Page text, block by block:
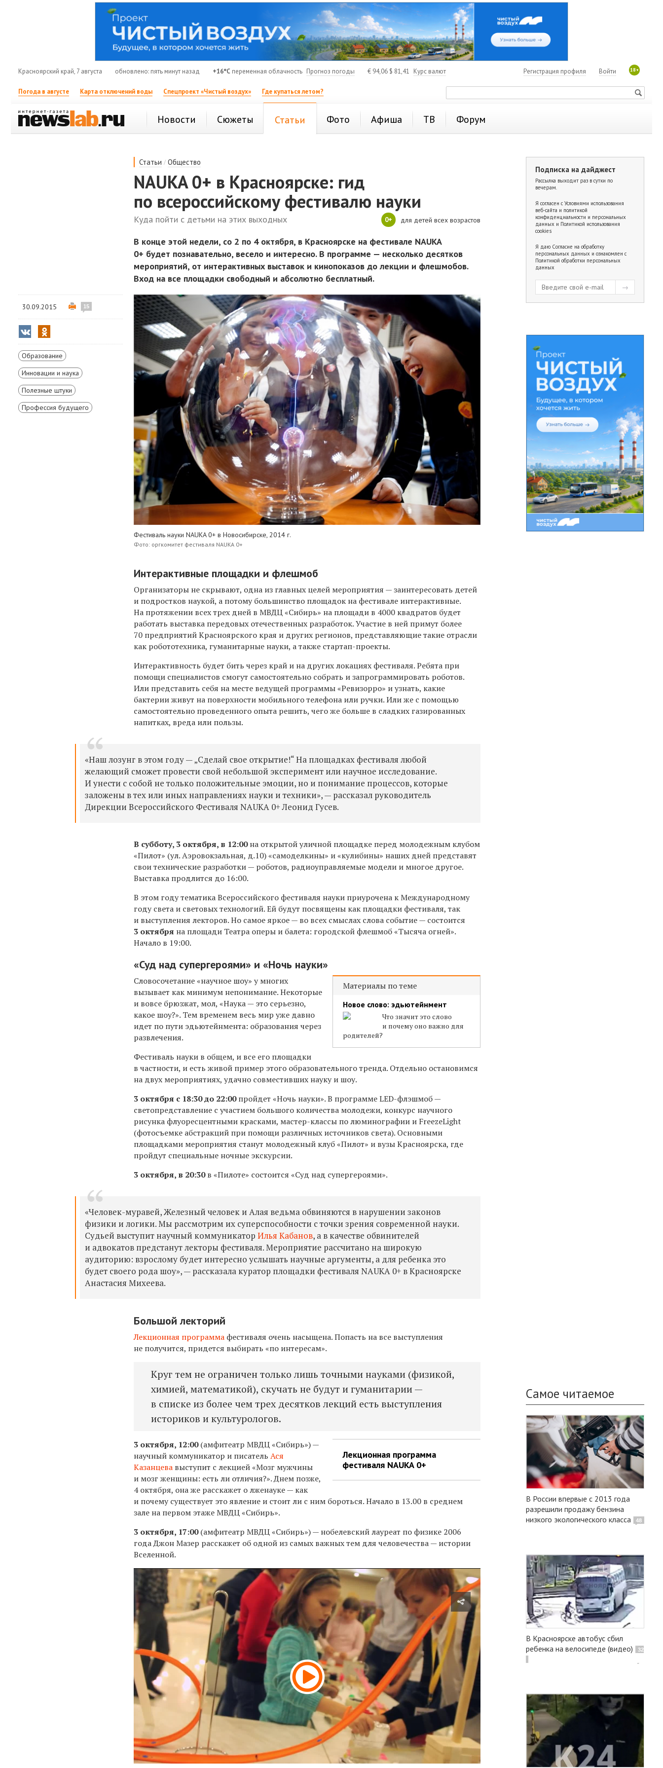
Красноярский край, 7 августа обновлено: пять минут назад +16°C переменная облачность Прогноз погоды € 94,06 $ 81,41 Курс валют 18+
Войти
Регистрация профиля
Погода в августе Карта отключений воды Спецпроект «Чистый воздух» Где купаться летом?
Новости Сюжеты Статьи Фото Афиша ТВ Форум
Статьи /Общество
NAUKA 0+ в Красноярске: гид
по всероссийскому фестивалю науки
0+ для детей всех возрастов
Куда пойти с детьми на этих выходных
В конце этой недели, со 2 по 4 октября, в Красноярске на фестивале NAUKA
0+ будет познавательно, весело и интересно. В программе — несколько десятков
мероприятий, от интерактивных выставок и кинопоказов до лекции и флешмобов.
Вход на все площадки свободный и абсолютно бесплатный.
30.09.2015 15
Образование
Инновации и наука
Полезные штуки
Профессия будущего
Фестиваль науки NAUKA 0+ в Новосибирске, 2014 г.
Фото: оргкомитет фестиваля NAUKA 0+
Интерактивные площадки и флешмоб
Организаторы не скрывают, одна из главных целей мероприятия — заинтересовать детей
и подростков наукой, а потому большинство площадок на фестивале интерактивные.
На протяжении всех трех дней в МВДЦ «Сибирь» на площади в 4000 квадратов будет
работать выставка передовых отечественных разработок. Участие в ней примут более
70 предприятий Красноярского края и других регионов, представляющие такие отрасли
как робототехника, гуманитарные науки, а также стартап-проекты.
Интерактивность будет бить через край и на других локациях фестиваля. Ребята при
помощи специалистов смогут самостоятельно собрать и запрограммировать роботов.
Или представить себя на месте ведущей программы «Ревизорро» и узнать, какие
бактерии живут на поверхности мобильного телефона или ручки. Или же с помощью
самостоятельно проведенного опыта решить, чего же больше в сладких газированных
напитках, вреда или пользы.
«Наш лозунг в этом году — „Сделай свое открытие!“ На площадках фестиваля любой
желающий сможет провести свой небольшой эксперимент или научное исследование.
И унести с собой не только положительные эмоции, но и понимание процессов, которые
заложены в тех или иных направлениях науки и техники», — рассказал руководитель
Дирекции Всероссийского Фестиваля NAUKA 0+ Леонид Гусев.
В субботу, 3 октября, в 12:00на открытой уличной площадке перед молодежным клубом
«Пилот» (ул. Аэровокзальная, д.10) «самоделкины» и «кулибины» наших дней представят
свои технические разработки — роботов, радиоуправляемые модели и многое другое.
Выставка продлится до 16:00.
В этом году тематика Всероссийского фестиваля науки приурочена к Международному
году света и световых технологий. Ей будут посвящены как площадки фестиваля, так
и выступления лекторов. Но самое яркое — во всех смыслах слова событие — состоится
3 октября на площади Театра оперы и балета: городской флешмоб «Тысяча огней».
Начало в 19:00.
«Суд над супергероями» и «Ночь науки»
Материалы по теме
Новое слово: эдьютейнмент
Что значит это слово
и почему оно важно для
родителей?
Словосочетание «научное шоу» у многих
вызывает как минимум непонимание. Некоторые
и вовсе брюзжат, мол, «Наука — это серьезно,
какое шоу?». Тем временем весь мир уже давно
идет по пути эдьютейнмента: образования через
развлечения.
Фестиваль науки в общем, и все его площадки
в частности, и есть живой пример этого образовательного тренда. Отдельно остановимся
на двух мероприятиях, удачно совместивших науку и шоу.
3 октября с 18:30 до 22:00пройдет «Ночь науки». В программе LED-флэшмоб —
светопредставление с участием большого количества молодежи, конкурс научного
рисунка флуоресцентными красками, мастер-классы по люминографии и FreezeLight
(фотосъемке абстракций при помощи различных источников света). Основными
площадками мероприятия станут молодежный клуб «Пилот» и вузы Красноярска, где
пройдут специальные ночные экскурсии.
3 октября, в 20:30в «Пилоте» состоится «Суд над супергероями».
«Человек-муравей, Железный человек и Алая ведьма обвиняются в нарушении законов
физики и логики. Мы рассмотрим их суперспособности с точки зрения современной науки.
Судьей выступит научный коммуникаторИлья Кабанов, а в качестве обвинителей
и адвокатов предстанут лекторы фестиваля. Мероприятие рассчитано на широкую
аудиторию: взрослому будет интересно услышать научные аргументы, а для ребенка это
будет своего рода шоу», — рассказала куратор площадки фестиваля NAUKA 0+ в Красноярске
Анастасия Михеева.
Большой лекторий
Лекционная программа фестиваля очень насыщена. Попасть на все выступления
не получится, придется выбирать «по интересам».
Круг тем не ограничен только лишь точными науками (физикой,
химией, математикой), скучать не будут и гуманитарии —
в списке из более чем трех десятков лекций есть выступления
историков и культурологов.
Лекционная программа
фестиваля NAUKA 0+
3 октября, 12:00(амфитеатр МВДЦ «Сибирь») —
научный коммуникатор и писательАся
Казанцева выступит с лекцией «Мозг мужчины
и мозг женщины: есть ли отличия?». Днем позже,
4 октября, она же расскажет о лженауке — как
и почему существует это явление и стоит ли с ним бороться. Начало в 13.00 в среднем
зале на первом этаже МВДЦ «Сибирь».
3 октября, 17:00(амфитеатр МВДЦ «Сибирь») — нобелевский лауреат по физике 2006
года Джон Мазер расскажет об одной из самых важных тем для человечества — истории
Вселенной.
Подписка на дайджест
Рассылка выходит раз в сутки по
вечерам.
Я согласен с Условиями использования
веб-сайта и политикой
конфиденциальности и персональных
данных и Политикой использования
cookies
Я даю Согласие на обработку
персональных данных и ознакомлен с
Политикой обработки персональных
данных
Самое читаемое
В России впервые с 2013 года
разрешили продажу бензина
низкого экологического класса
48
В Красноярске автобус сбил
ребенка на велосипеде (видео)
32